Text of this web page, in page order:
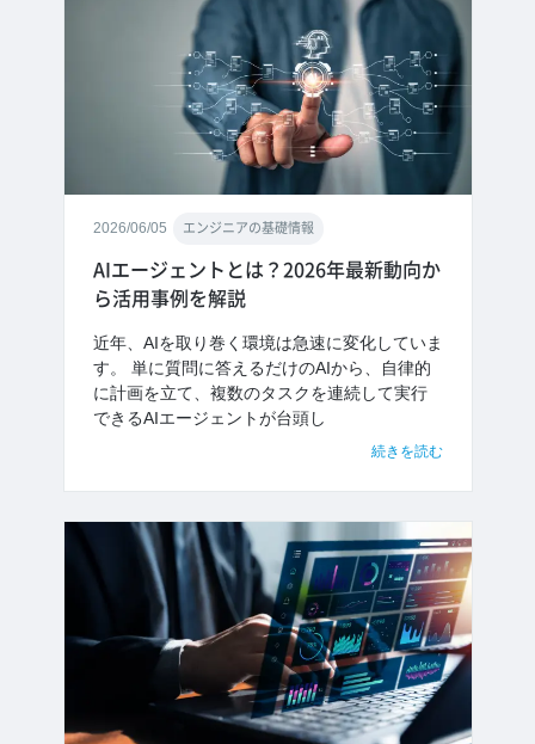
2026/06/05 エンジニアの基礎情報
AIエージェントとは？2026年最新動向か
ら活用事例を解説
近年、AIを取り巻く環境は急速に変化していま
す。 単に質問に答えるだけのAIから、自律的
に計画を立て、複数のタスクを連続して実行
できるAIエージェントが台頭し
続きを読む